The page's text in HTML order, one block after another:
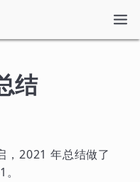
结
，2021 年总结做了